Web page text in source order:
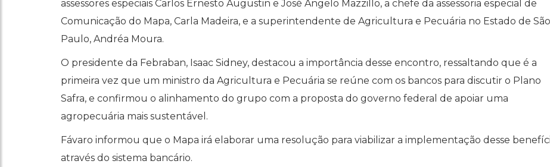
assessores especiais Carlos Ernesto Augustin e José Angelo Mazzillo, a chefe da assessoria especial de
Comunicação do Mapa, Carla Madeira, e a superintendente de Agricultura e Pecuária no Estado de São
Paulo, Andréa Moura.
O presidente da Febraban, Isaac Sidney, destacou a importância desse encontro, ressaltando que é a
primeira vez que um ministro da Agricultura e Pecuária se reúne com os bancos para discutir o Plano
Safra, e confirmou o alinhamento do grupo com a proposta do governo federal de apoiar uma
agropecuária mais sustentável.
Fávaro informou que o Mapa irá elaborar uma resolução para viabilizar a implementação desse
através do sistema bancário.